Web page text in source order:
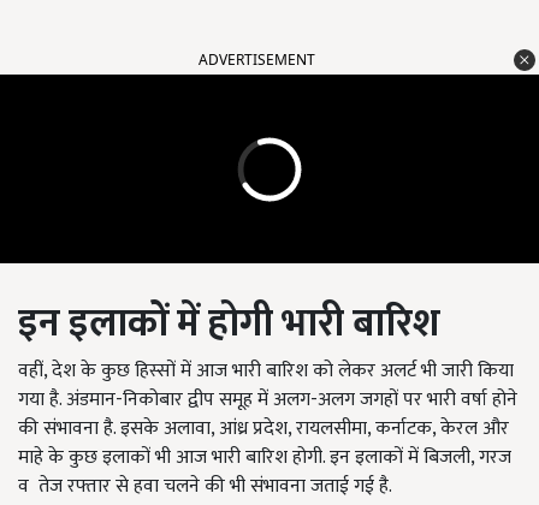
ADVERTISEMENT
इन इलाकों में होगी भारी बारिश
वहीं, देश के कुछ हिस्सों में आज भारी बारिश को लेकर अलर्ट भी जारी किया
गया है. अंडमान-निकोबार द्वीप समूह में अलग-अलग जगहों पर भारी वर्षा होने
की संभावना है. इसके अलावा, आंध्र प्रदेश, रायलसीमा, कर्नाटक, केरल और
माहे के कुछ इलाकों भी आज भारी बारिश होगी. इन इलाकों में बिजली, गरज
व तेज रफ्तार से हवा चलने की भी संभावना जताई गई है.